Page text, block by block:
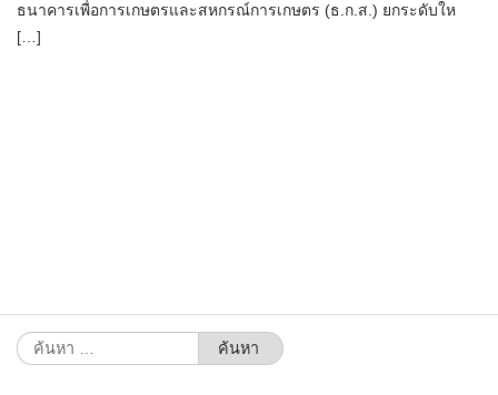
ธนาคารเพื่อการเกษตรและสหกรณ์การเกษตร (ธ.ก.ส.) ยกระดับให
[…]
ค้นหา
สำหรับ: